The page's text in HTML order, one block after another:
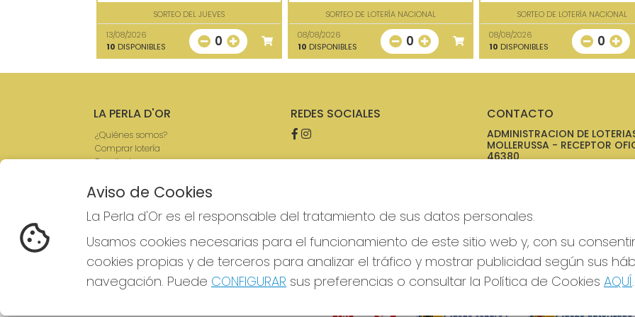
SORTEO DEL JUEVES
13/08/2026
10 DISPONIBLES 0
SORTEO DE LOTERÍA NACIONAL
08/08/2026
10 DISPONIBLES 0
SORTEO DE LOTERÍA NACIONAL
08/08/2026
10 DISPONIBLES 0
LA PERLA D'OR
¿Quiénes somos?
Comprar lotería
Resultados
Empresas
Acceso
REDES SOCIALES CONTACTO
ADMINISTRACION DE
MOLLERUSSA - RECEPTOR
46380
973711695
C/ Camí d'Arbeca, 1
Mollerussa, 25230
(Lleida) España
Aviso de Cookies
La Perla d'Or es el responsable del tratamiento de sus datos personales.
Usamos cookies necesarias para el funcionamiento de este sitio web y, con su
cookies propias y de terceros para analizar el tráfico y mostrar publicidad según sus
navegación. Puede CONFIGURAR sus preferencias o consultar la Política de Cookies AQUÍ.